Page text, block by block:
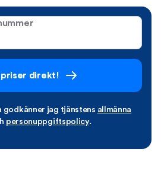
priser direkt!
jag tjänstens allmänna
personuppgiftspolicy.